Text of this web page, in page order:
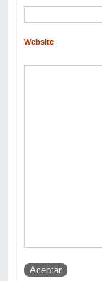
Website